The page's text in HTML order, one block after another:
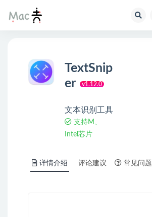
TextSnip
er
v1.12.0
文本识别工具
支持M、
Intel芯片
详情介绍 评论建议 常见问题